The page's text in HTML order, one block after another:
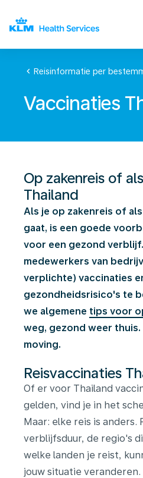
chevron_left Reisinformatie per
Vaccinaties
Op zakenreis of
Thailand
Als je op zakenreis of
gaat, is een goede
voor een gezond
medewerkers van
verplichte) vaccinaties
gezondheidsrisico's te
we algemene tips voor
weg, gezond weer thuis.
moving.
Reisvaccinaties
Of er voor Thailand
gelden, vind je in het
Maar: elke reis is anders.
verblijfsduur, de regio's
welke landen je reist,
jouw situatie